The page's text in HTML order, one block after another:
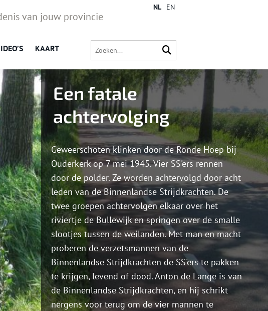
van jouw provincie
KAART
NL EN
Een fatale
achtervolging
Geweerschoten klinken door de Ronde Hoep bij
Ouderkerk op 7 mei 1945. Vier SS'ers rennen
door de polder. Ze worden achtervolgd door acht
leden van de Binnenlandse Strijdkrachten. De
twee groepen achtervolgen elkaar over het
riviertje de Bullewijk en springen over de smalle
slootjes tussen de weilanden. Met man en macht
proberen de verzetsmannen van de
Binnenlandse Strijdkrachten de SS'ers te pakken
te krijgen, levend of dood. Anton de Lange is van
de Binnenlandse Strijdkrachten, en hij schrikt
nergens voor terug om de vier mannen te